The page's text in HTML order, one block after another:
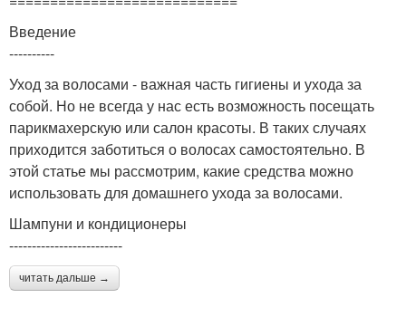
Введение
----------
Уход за волосами - важная часть гигиены и ухода за
собой. Но не всегда у нас есть возможность посещать
парикмахерскую или салон красоты. В таких случаях
приходится заботиться о волосах самостоятельно. В
этой статье мы рассмотрим, какие средства можно
использовать для домашнего ухода за волосами.
Шампуни и кондиционеры
-------------------------
читать дальше →